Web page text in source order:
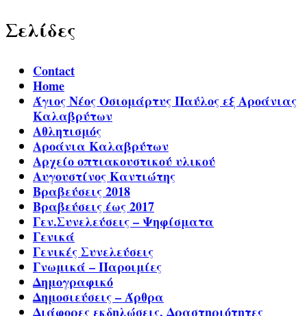
Σελίδες
Contact
Home
Άγιος Νέος Οσιομάρτυς Παύλος εξ Αροάνιας
Καλαβρύτων
Αθλητισμός
Αροάνια Καλαβρύτων
Αρχείο οπτιακουστικού υλικού
Αυγουστίνος Καντιώτης
Βραβεύσεις 2018
Βραβεύσεις έως 2017
Γεν.Συνελεύσεις – Ψηφίσματα
Γενικά
Γενικές Συνελεύσεις
Γνωμικά – Παροιμίες
Δημογραφικό
Δημοσιεύσεις – Άρθρα
Διάφορες εκδηλώσεις, Δραστηριότητες